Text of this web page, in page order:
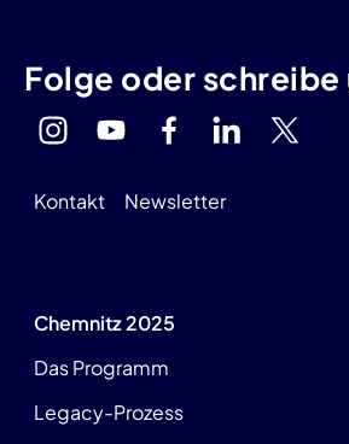
Folge oder schreibe
Kontakt Newsletter
Chemnitz 2025
Das Programm
Legacy-Prozess